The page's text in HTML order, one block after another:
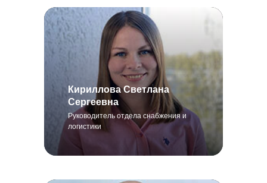
Кириллова Светлана
Сергеевна
Руководитель отдела снабжения и
логистики